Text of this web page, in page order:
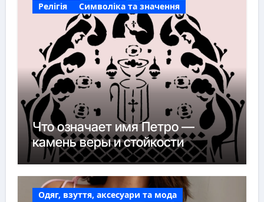
Релігія Символіка та значення
Что означает имя Петро —
камень веры и стойкости
Одяг, взуття, аксесуари та мода